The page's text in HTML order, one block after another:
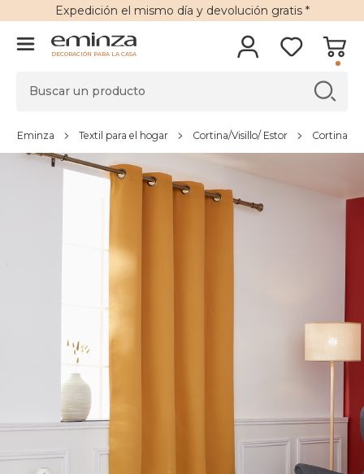
Expedición el mismo día y devolución gratis*
DECORACIÓN PARA LA CASA
Eminza Textil para el hogar Cortina/Visillo/ Estor Cortina